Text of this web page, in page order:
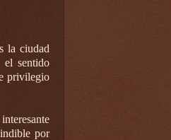
la ciudad
sentido
privilegio
por